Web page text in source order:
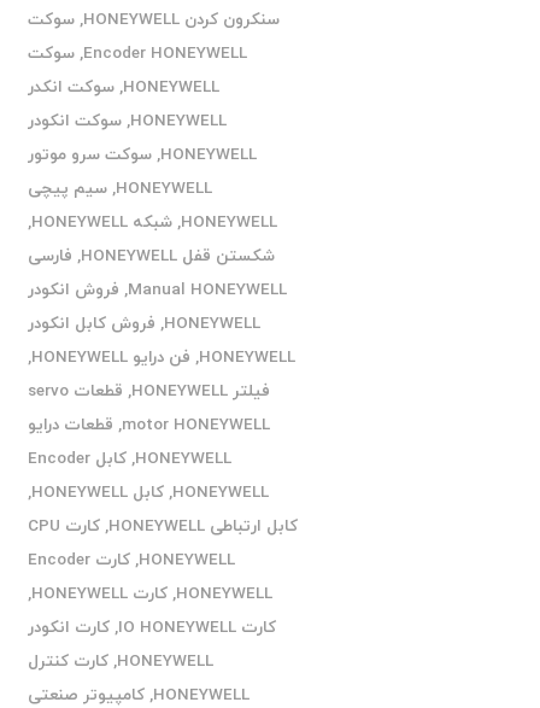
سنکرون کردن HONEYWELL
,سوکت
Encoder HONEYWELL
,سوکت
HONEYWELL
,سوکت انکدر
HONEYWELL
,سوکت انکودر
HONEYWELL
,سوکت سرو موتور
HONEYWELL
,سیم پیچی
HONEYWELL
,شبکه HONEYWELL
,
شکستن قفل HONEYWELL
, فارسی
Manual HONEYWELL
, فروش انکودر
HONEYWELL
, فروش کابل انکودر
HONEYWELL
, فن درایو HONEYWELL
,
فیلتر HONEYWELL
,
قطعات servo
motor HONEYWELL
, قطعات درایو
HONEYWELL
,
کابل Encoder
HONEYWELL
,کابل HONEYWELL
,
کابل ارتباطی HONEYWELL
,
کارت CPU
HONEYWELL
,
کارت Encoder
HONEYWELL
,کارت HONEYWELL
,
کارت IO HONEYWELL
,کارت انکودر
HONEYWELL
,کارت کنترل
HONEYWELL
,کامپیوتر صنعتی